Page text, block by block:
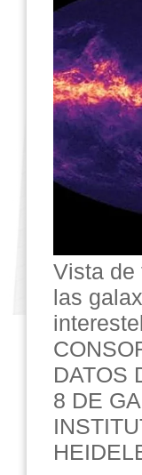
Vista de
las
DATOS
8 DE